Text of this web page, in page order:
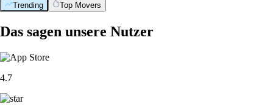
Trending Top Movers
Das sagen unsere Nutzer
4.7